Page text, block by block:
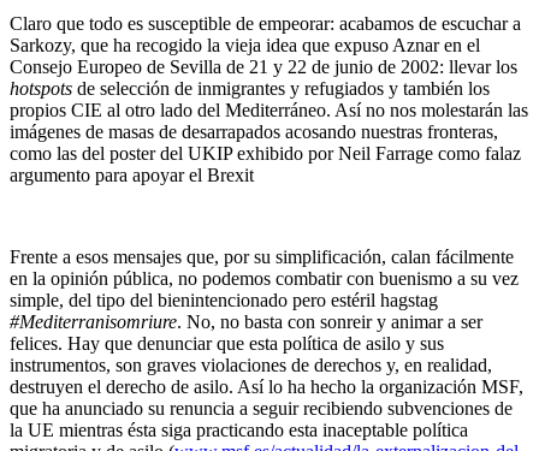
Claro que todo es susceptible de empeorar: acabamos de escuchar a
Sarkozy, que ha recogido la vieja idea que expuso Aznar en el
Consejo Europeo de Sevilla de 21 y 22 de junio de 2002: llevar los
hotspots de selección de inmigrantes y refugiados y también los
propios CIE al otro lado del Mediterráneo. Así no nos molestarán las
imágenes de masas de desarrapados acosando nuestras fronteras,
como las del poster del UKIP exhibido por Neil Farrage como falaz
argumento para apoyar el Brexit
Frente a esos mensajes que, por su simplificación, calan fácilmente
en la opinión pública, no podemos combatir con buenismo a su vez
simple, del tipo del bienintencionado pero estéril hagstag
#Mediterranisomriure. No, no basta con sonreir y animar a ser
felices. Hay que denunciar que esta política de asilo y sus
instrumentos, son graves violaciones de derechos y, en realidad,
destruyen el derecho de asilo. Así lo ha hecho la organización MSF,
que ha anunciado su renuncia a seguir recibiendo subvenciones de
la UE mientras ésta siga practicando esta inaceptable política